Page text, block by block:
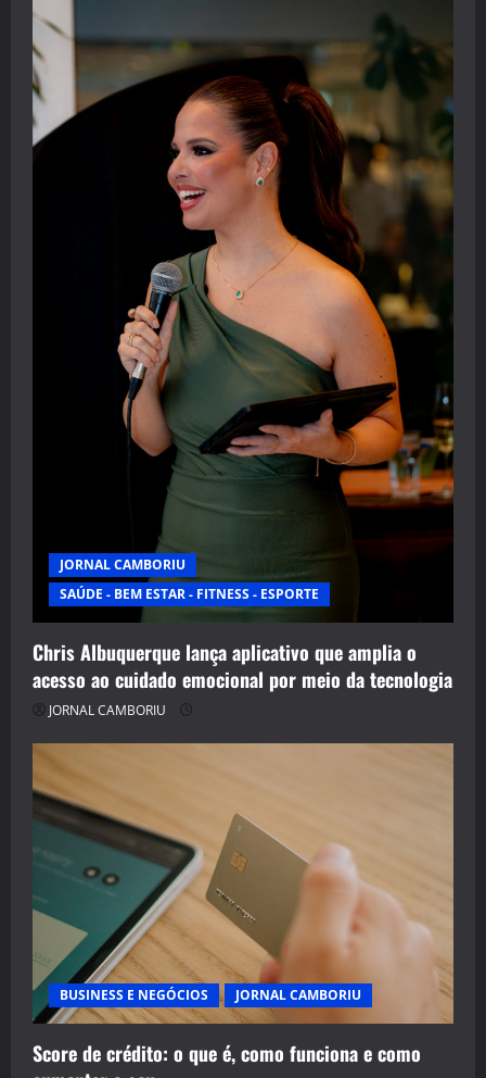
JORNAL CAMBORIU
SAÚDE - BEM ESTAR - FITNESS - ESPORTE
Chris Albuquerque lança aplicativo que amplia o
acesso ao cuidado emocional por meio da tecnologia
JORNAL CAMBORIU
BUSINESS E NEGÓCIOS JORNAL CAMBORIU
Score de crédito: o que é, como funciona e como